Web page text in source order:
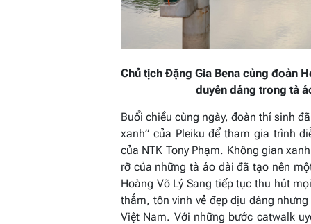
Chủ tịch Đặng Gia Bena cùng đoàn
duyên dáng trong tà
Buổi chiều cùng ngày, đoàn thí sinh
xanh” của Pleiku để tham gia trình
của NTK Tony Phạm. Không gian
rỡ của những tà áo dài đã tạo nên
Hoàng Võ Lý Sang tiếp tục thu hút
thắm, tôn vinh vẻ đẹp dịu dàng
Việt Nam. Với những bước catwalk